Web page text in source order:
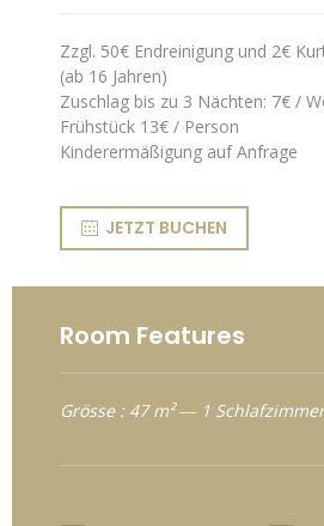
Zzgl. 50€ Endreinigung und 2€
(ab 16 Jahren)
Zuschlag bis zu 3 Nächten: 7€ /
Frühstück 13€ / Person
Kinderermäßigung auf Anfrage
JETZT BUCHEN
Room Features
Grösse : 47 m² ― 1